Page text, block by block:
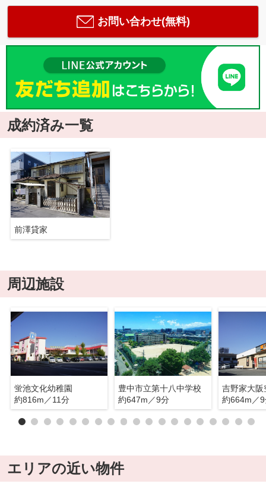
お問い合わせ(無料)
成約済み一覧
前澤貸家
周辺施設
蛍池文化幼稚園
約816m／11分
豊中市立第十八中学校
約647m／9分
吉野家大阪
約664m／
エリアの近い物件